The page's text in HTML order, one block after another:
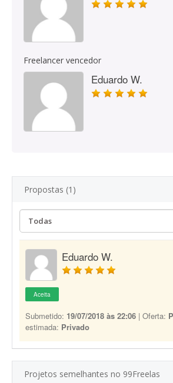
Freelancer vencedor
Eduardo W.
Propostas (1)
Eduardo W.
Aceita
Submetido: 19/07/2018 às 22:06 | Oferta:
estimada: Privado
Projetos semelhantes no 99Freelas